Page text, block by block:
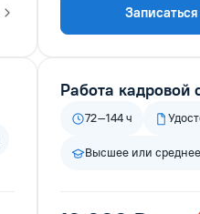
Записаться
Работа кадровой
72–144 ч
Высшее или